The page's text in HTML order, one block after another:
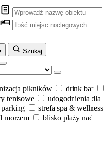
Szukaj
pikników
drink bar
tenisowe
udogodnienia dla
parking
strefa spa & wellness
morzem
blisko plaży nad